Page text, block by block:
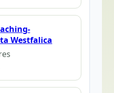
Westfalica